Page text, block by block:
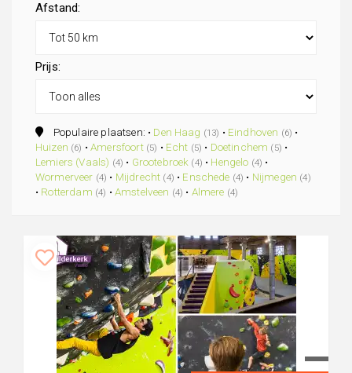
Afstand:
Prijs:
Populaire plaatsen: • Den Haag (13) • Eindhoven (6) •
Huizen (6) •Amersfoort (5) • Echt (5) • Doetinchem (5) •
Lemiers (Vaals) (4) • Grootebroek (4) • Hengelo (4) •
Wormerveer (4) • Mijdrecht (4) • Enschede (4) • Nijmegen (4)
• Rotterdam (4) • Amstelveen (4) • Almere (4)